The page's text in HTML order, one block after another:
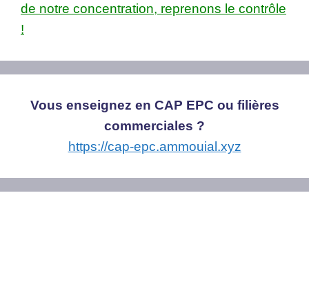
de notre concentration, reprenons le contrôle
!
Vous enseignez en CAP EPC ou filières
commerciales ?
https://cap-epc.ammouial.xyz